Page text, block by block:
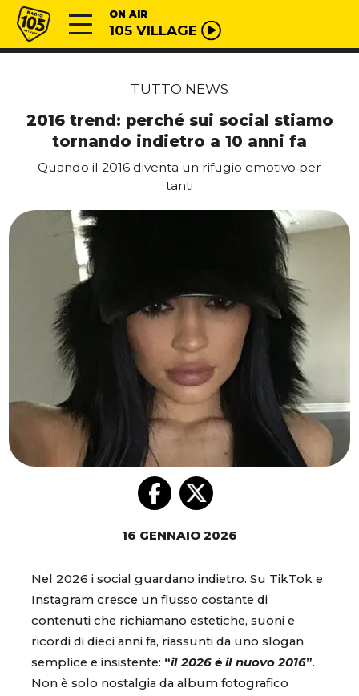
Vai al contenuto
Radio 105 ON AIR
105 VILLAGE
TUTTO NEWS
2016 trend: perché sui social stiamo
tornando indietro a 10 anni fa
Quando il 2016 diventa un rifugio emotivo per
tanti
16 GENNAIO 2026
Nel 2026 i social guardano indietro. Su TikTok e
Instagram cresce un flusso costante di
contenuti che richiamano estetiche, suoni e
ricordi di dieci anni fa, riassunti da uno slogan
semplice e insistente: “il 2026 è il nuovo 2016”.
Non è solo nostalgia da album fotografico